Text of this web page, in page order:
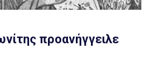
προανήγγειλε